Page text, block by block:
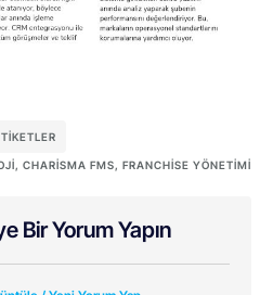
, CHARISMA FMS, FRANCHISE YÖNETIMI
Bir Yorum Yapın